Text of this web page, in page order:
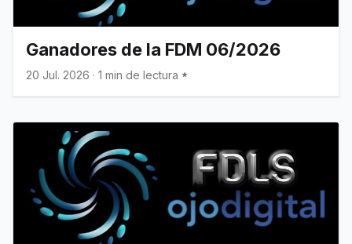
Ganadores de la FDM 06/2026
20 Jul. 2026 · 1 min de lectura